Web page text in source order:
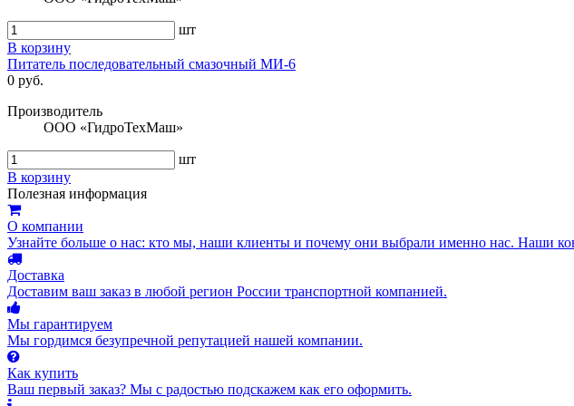
шт
В корзину
Питатель последовательный смазочный МИ-6
0 руб.
Производитель
ООО «ГидроТехМаш»
шт
В корзину
Полезная информация
О компании
Узнайте больше о нас: кто мы, наши клиенты и почему они выбрали именно нас. Наши
Доставка
Доставим ваш заказ в любой регион России транспортной компанией.
Мы гарантируем
Мы гордимся безупречной репутацией нашей компании.
Как купить
Ваш первый заказ? Мы с радостью подскажем как его оформить.